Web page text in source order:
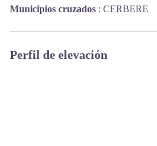
Municipios cruzados : CERBERE
Perfil de elevación